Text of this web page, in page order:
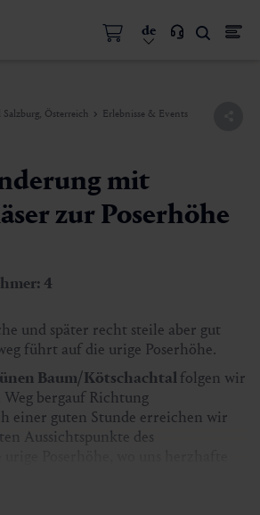
de
Österreich Erlebnisse & Events
mit
zur Poserhöhe
4
und später recht steile aber gut
führt auf die urige Poserhöhe.
Baum/Kötschachtalfolgen wir
Weg bergauf Richtung
einer guten Stunde erreichen wir
Aussichtspunkte des
begleitet von